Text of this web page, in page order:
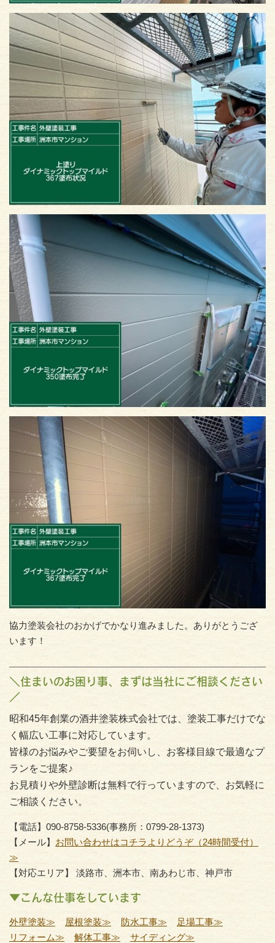
協力塗装会社のおかげでかなり進みました。ありがとうござ
います！
＼住まいのお困り事、まずは当社にご相談ください
／
昭和45年創業の酒井塗装株式会社では、塗装工事だけでな
く幅広い工事に対応しています。
皆様のお悩みやご要望をお伺いし、お客様目線で最適なプ
ランをご提案♪
お見積りや外壁診断は無料で行っていますので、お気軽に
ご相談ください。
【電話】090-8758-5336(事務所：0799-28-1373)
【メール】 お問い合わせはコチラよりどうぞ（24時間受付）
≫
【対応エリア】 淡路市、洲本市、南あわじ市、神戸市
▼こんな仕事をしています
外壁塗装≫ 屋根塗装≫ 防水工事≫
足場工事≫
リフォーム≫
解体工事≫ サイディング≫